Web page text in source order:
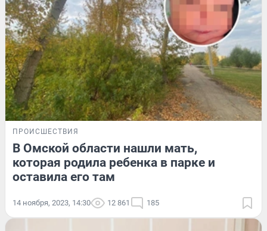
ПРОИСШЕСТВИЯ
В Омской области нашли мать,
которая родила ребенка в парке и
оставила его там
14 ноября, 2023, 14:30 12 861 185